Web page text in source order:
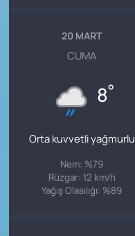
20 MART
CUMA
8°
Orta kuvvetli yağmurlu
Nem: %79
Rüzgar: 12 km/h
Yağış Olasılığı: %89